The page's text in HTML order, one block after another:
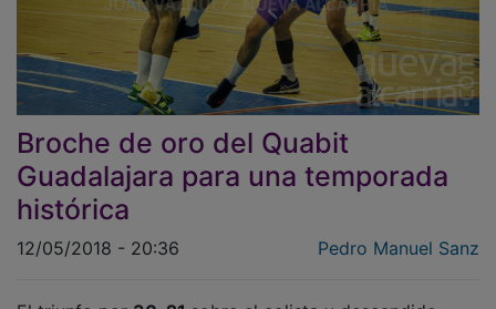
Broche de oro del Quabit
Guadalajara para una temporada
histórica